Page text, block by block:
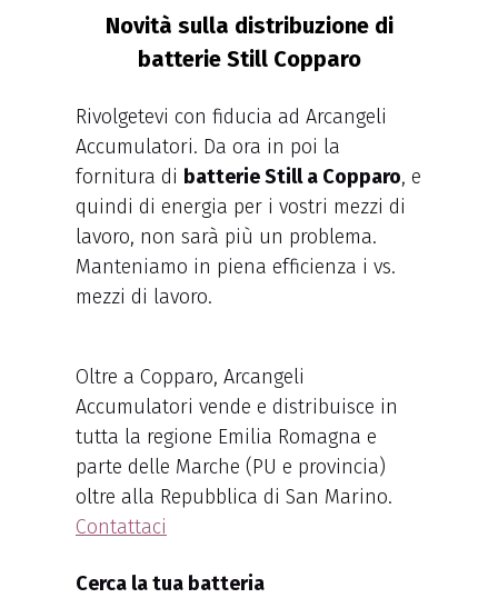
Novità sulla distribuzione di
batterie Still Copparo
Rivolgetevi con fiducia ad Arcangeli
Accumulatori. Da ora in poi la
fornitura di batterie Still a Copparo, e
quindi di energia per i vostri mezzi di
lavoro, non sarà più un problema.
Manteniamo in piena efficienza i vs.
mezzi di lavoro.
Oltre a Copparo, Arcangeli
Accumulatori vende e distribuisce in
tutta la regione Emilia Romagna e
parte delle Marche (PU e provincia)
oltre alla Repubblica di San Marino.
Contattaci
Cerca la tua batteria